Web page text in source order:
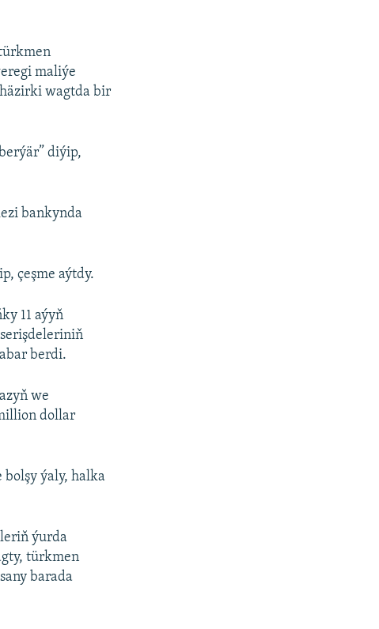
maliýe
wagtda bir
diýip,
bankynda
çeşme aýtdy.
11 aýyň
berdi.
we
dollar
bolşy ýaly, halka
ýurda
türkmen
barada